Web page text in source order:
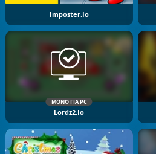
Imposter.io
ΜΌΝΟ ΓΙΑ PC
Lordz2.io